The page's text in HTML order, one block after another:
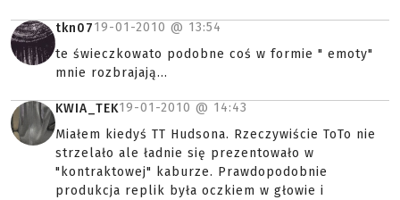
tkn0719-01-2010 @ 13:54
te świeczkowato podobne coś w formie " emoty"
mnie rozbrajają...
KWIA_TEK19-01-2010 @ 14:43
Miałem kiedyś TT Hudsona. Rzeczywiście ToTo nie
strzelało ale ładnie się prezentowało w
"kontraktowej" kaburze. Prawdopodobnie
produkcja replik była oczkiem w głowie i